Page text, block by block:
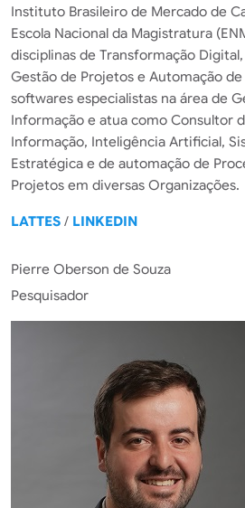
Instituto Brasileiro de Mercado de
Escola Nacional da Magistratura
disciplinas de Transformação
Gestão de Projetos e Automação
softwares especialistas na área de
Informação e atua como Consultor
Informação, Inteligência Artificial,
Estratégica e de automação de
Projetos em diversas Organizações.
LATTES / LINKEDIN
Pierre Oberson de Souza
Pesquisador